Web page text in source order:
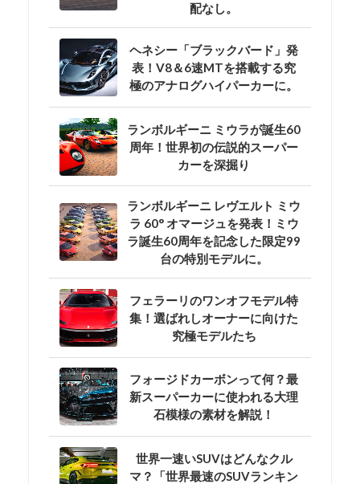
配なし。
ヘネシー「ブラックバード」発
表！V8＆6速MTを搭載する究
極のアナログハイパーカーに。
ランボルギーニ ミウラが誕生60
周年！世界初の伝説的スーパー
カーを深掘り
ランボルギーニ レヴエルト ミウ
ラ 60° オマージュを発表！ミウ
ラ誕生60周年を記念した限定99
台の特別モデルに。
フェラーリのワンオフモデル特
集！選ばれしオーナーに向けた
究極モデルたち
フォージドカーボンって何？最
新スーパーカーに使われる大理
石模様の素材を解説！
世界一速いSUVはどんなクル
マ？「世界最速のSUVランキン